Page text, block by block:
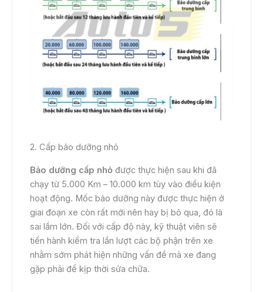
2. Cấp bảo dưỡng nhỏ
Bảo dưỡng cấp nhỏ được thực hiện sau khi đã
chạy từ 5.000 Km – 10.000 km tùy vào điều kiện
hoạt động. Mốc bảo dưỡng này được thực hiện ở
giai đoạn xe còn rất mới nên hay bị bỏ qua, đó là
sai lầm lớn. Đối với cấp độ này, kỹ thuật viên sẽ
tiến hành kiểm tra lần lượt các bộ phận trên xe
nhằm sớm phát hiện những vấn đề mà xe đang
gặp phải để kịp thời sửa chữa.